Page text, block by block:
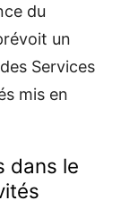
du
un
Services
mis en
dans le